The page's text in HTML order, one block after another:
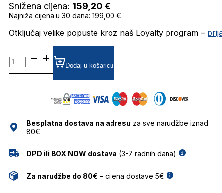
Snižena cijena: 159,20 €
Najniža cijena u 30 dana: 199,00 €
Otključaj velike popuste kroz naš Loyalty program –
0RB3757 SUNČANE
NAOČALE
RAY
Dodaj u košaricu
Besplatna dostava na adresu za sve narudžbe iznad
80€
DPD ili BOX NOW dostava (3-7 radnih dana)
Za narudžbe do 80€ – cijena dostave 5€